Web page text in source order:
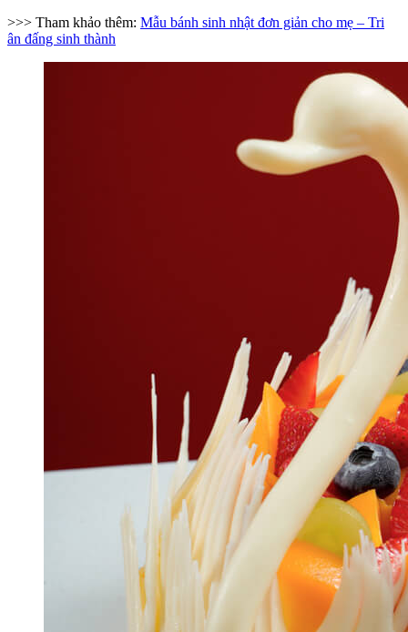
>>> Tham khảo thêm: Mẫu bánh sinh nhật đơn giản cho mẹ – Tri
ân đấng sinh thành